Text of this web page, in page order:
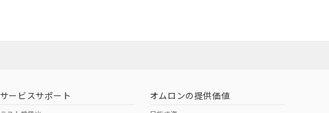
サービスサポート オムロンの提供価値